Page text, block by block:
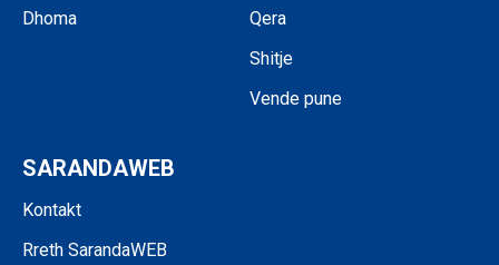
Dhoma
Qera
Shitje
Vende pune
SARANDAWEB
Kontakt
Rreth SarandaWEB